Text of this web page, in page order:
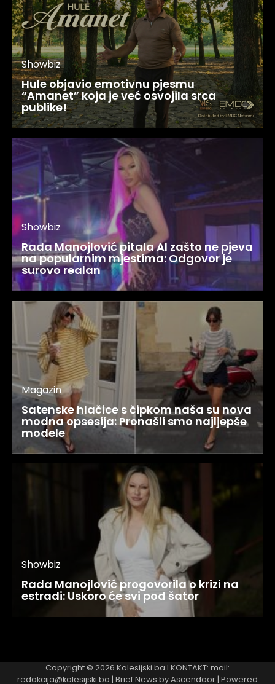
Showbiz
Hule objavio emotivnu pjesmu
“Amanet” koja je već osvojila srca
publike!
Showbiz
Rada Manojlović pitala AI zašto ne pjeva
na popularnim mjestima: Odgovor je
surovo realan
Magazin
Satenske hlačice s čipkom naša su nova
modna opsesija: Pronašli smo najljepše
modele
Showbiz
Rada Manojlović progovorila o krizi na
estradi: Uskoro će svi pod šator
Copyright © 2026 Kalesijski.ba I KONTAKT: mail:
redakcija@kalesijski.ba | Brief News byAscendoor| Powered